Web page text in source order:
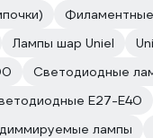
Лампы шар Uniel
Светодиодные
E27-E40
лампы